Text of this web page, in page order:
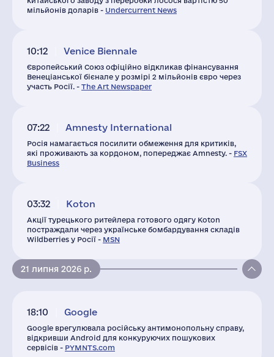
мільйонів доларів - Undercurrent News
10:12 Venice Biennale
Європейський Союз офіційно відкликав фінансування
Венеціанської бієнале у розмірі 2 мільйонів євро через
участь Росії. - The Art Newspaper
07:22 Amnesty International
Росія намагається посилити обмеження для критиків,
які проживають за кордоном, попереджає Amnesty. - FSX
Business
03:32 Koton
Акції турецького ритейлера готового одягу Koton
постраждали через українське бомбардування складів
Wildberries у Росії - MSN
21 липня 2026 р.
18:10 Google
Google врегулювала російську антимонопольну справу,
відкривши Android для конкуруючих пошукових
сервісів - PYMNTS.com